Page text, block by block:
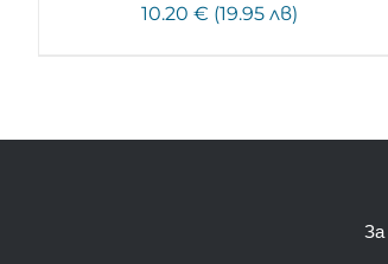
10.20 € (19.95 лв)
За